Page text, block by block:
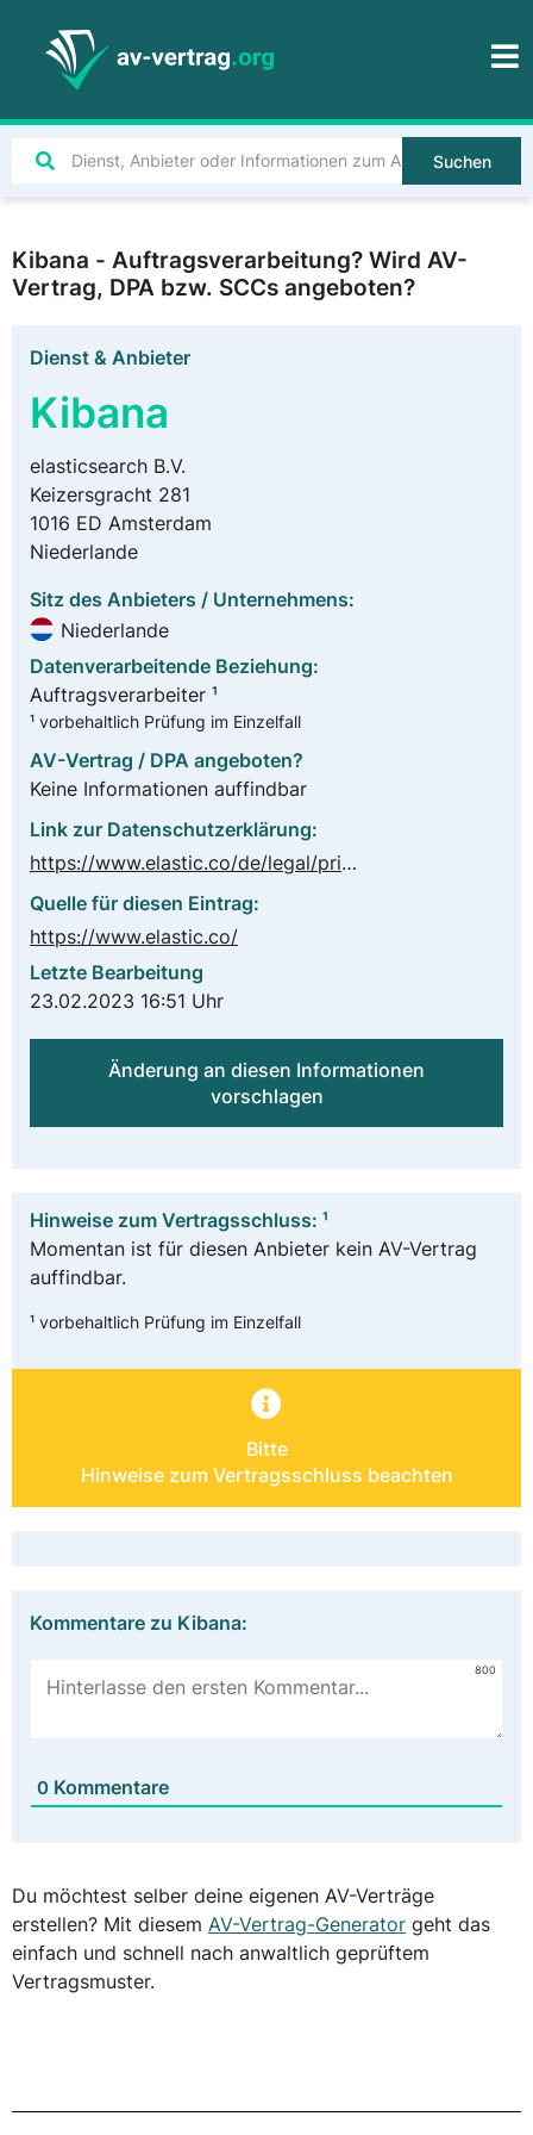
Suchen
Kibana - Auftragsverarbeitung? Wird AV-
Vertrag, DPA bzw. SCCs angeboten?
Dienst & Anbieter
Kibana
elasticsearch B.V.
Keizersgracht 281
1016 ED Amsterdam
Niederlande
Sitz des Anbieters / Unternehmens:
Niederlande
Datenverarbeitende Beziehung:
Auftragsverarbeiter ¹
¹ vorbehaltlich Prüfung im Einzelfall
AV-Vertrag / DPA angeboten?
Keine Informationen auffindbar
Link zur Datenschutzerklärung:
https://www.elastic.co/de/legal/privacy-statement
Quelle für diesen Eintrag:
https://www.elastic.co/
Letzte Bearbeitung
23.02.2023 16:51 Uhr
Änderung an diesen Informationen
vorschlagen
Hinweise zum Vertragsschluss: ¹
Momentan ist für diesen Anbieter kein AV-Vertrag
auffindbar.
¹ vorbehaltlich Prüfung im Einzelfall
Bitte
Hinweise zum Vertragsschluss beachten
Kommentare zu Kibana:
800
0 Kommentare
Du möchtest selber deine eigenen AV-Verträge
erstellen? Mit diesem AV-Vertrag-Generator geht das
einfach und schnell nach anwaltlich geprüftem
Vertragsmuster.